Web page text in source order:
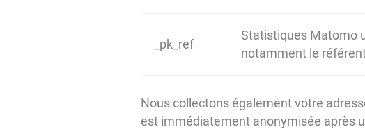
_pk_ref
Statistiques Matomo
notamment le
Nous collectons également votre
est immédiatement anonymisée après